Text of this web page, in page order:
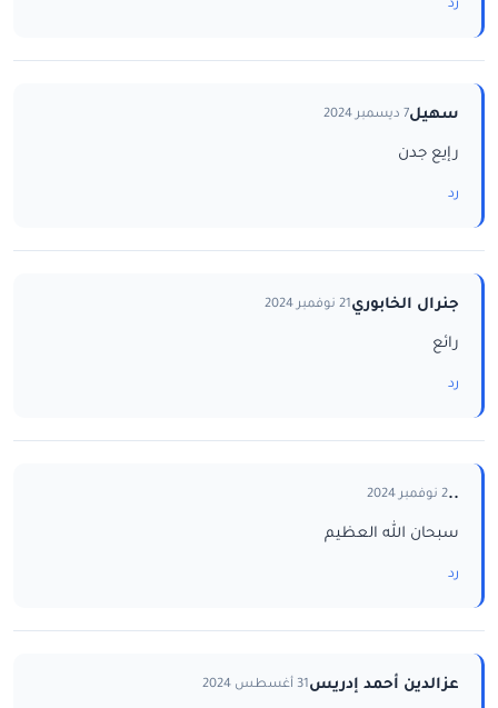
رد
سهيل7 ديسمبر 2024
رإيع جدن
رد
جنرال الخابوري21 نوفمبر 2024
رائع
رد
..2 نوفمبر 2024
سبحان الله العظيم
رد
عزالدين أحمد إدريس31 أغسطس 2024